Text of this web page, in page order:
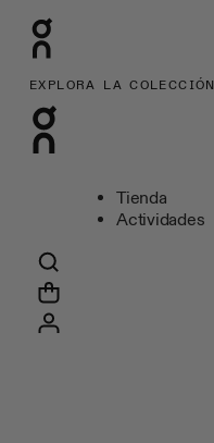
EXPLORA LA COLECCIÓN
Tienda
Actividades